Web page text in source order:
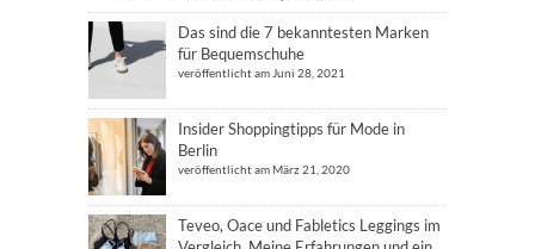
Das sind die 7 bekanntesten Marken
für Bequemschuhe
veröffentlicht am Juni 28, 2021
Insider Shoppingtipps für Mode in
Berlin
veröffentlicht am März 21, 2020
Teveo, Oace und Fabletics Leggings im